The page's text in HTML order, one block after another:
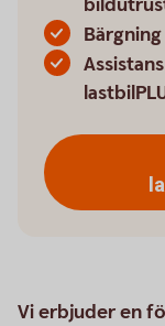
Vi erbjuder en